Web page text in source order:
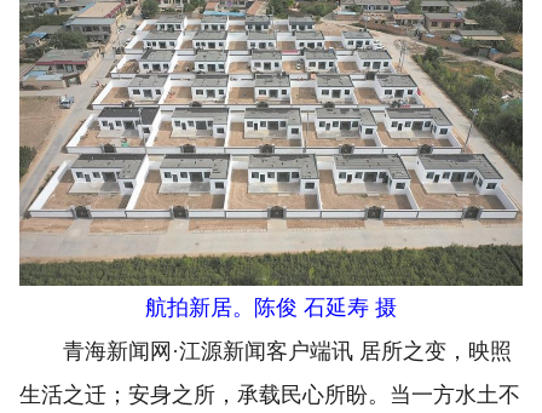
航拍新居。陈俊 石延寿 摄
青海新闻网·江源新闻客户端讯 居所之变，映照
生活之迁；安身之所，承载民心所盼。当一方水土不